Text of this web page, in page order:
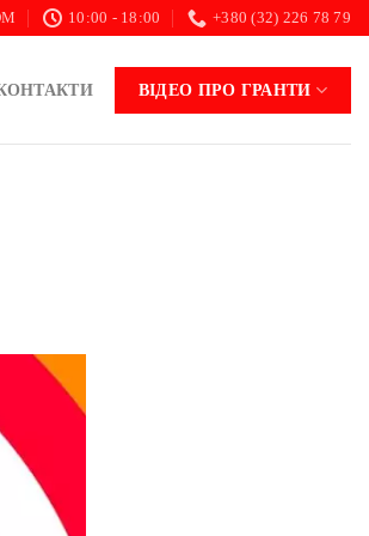
10:00 - 18:00 +380 (32) 226 78 79
ВІДЕО ПРО ГРАНТИ